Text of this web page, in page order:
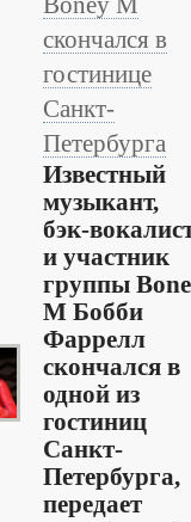
скончался в
гостинице
Санкт-
Петербурга
Известный
музыкант,
бэк-
и участник
группы
M Бобби
Фаррелл
скончался в
одной из
гостиниц
Санкт-
Петербурга,
передает